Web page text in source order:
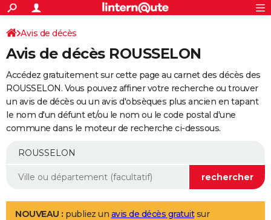
ACTUALITÉS
Politique
Société
Faits Divers
Education
Monde
Villes
+
SPORT
Coupe du monde 2026
Football
Tennis
Cyclisme
Rugby
Forum
Programme TV
TNT
Streaming
Cinéma
Sorties cinéma
Musique
+
FINANCE
Impôts
Immobilier
Risques naturels par ville
Banque
Assurance
Crédit
AUTO
Essais
Réserver un essai
Citadines
Berlines
SUV
Forum auto
+
Mobiles
Meilleur smartphone
Internet
Ordinateurs
Jeux vidéo
Guide high-tech
Aménagement intérieur
LIFESTYLE
Avis de décès
Avis de décès ROUSSELON
Accédez gratuitement sur cette page au carnet des décès des
ROUSSELON. Vous pouvez affiner votre recherche ou trouver
un avis de décès ou un avis d'obsèques plus ancien en tapant
le nom d'un défunt et/ou le nom ou le code postal d'une
commune dans le moteur de recherche ci-dessous.
NOUVEAU : publiez un avis de décès gratuitsur